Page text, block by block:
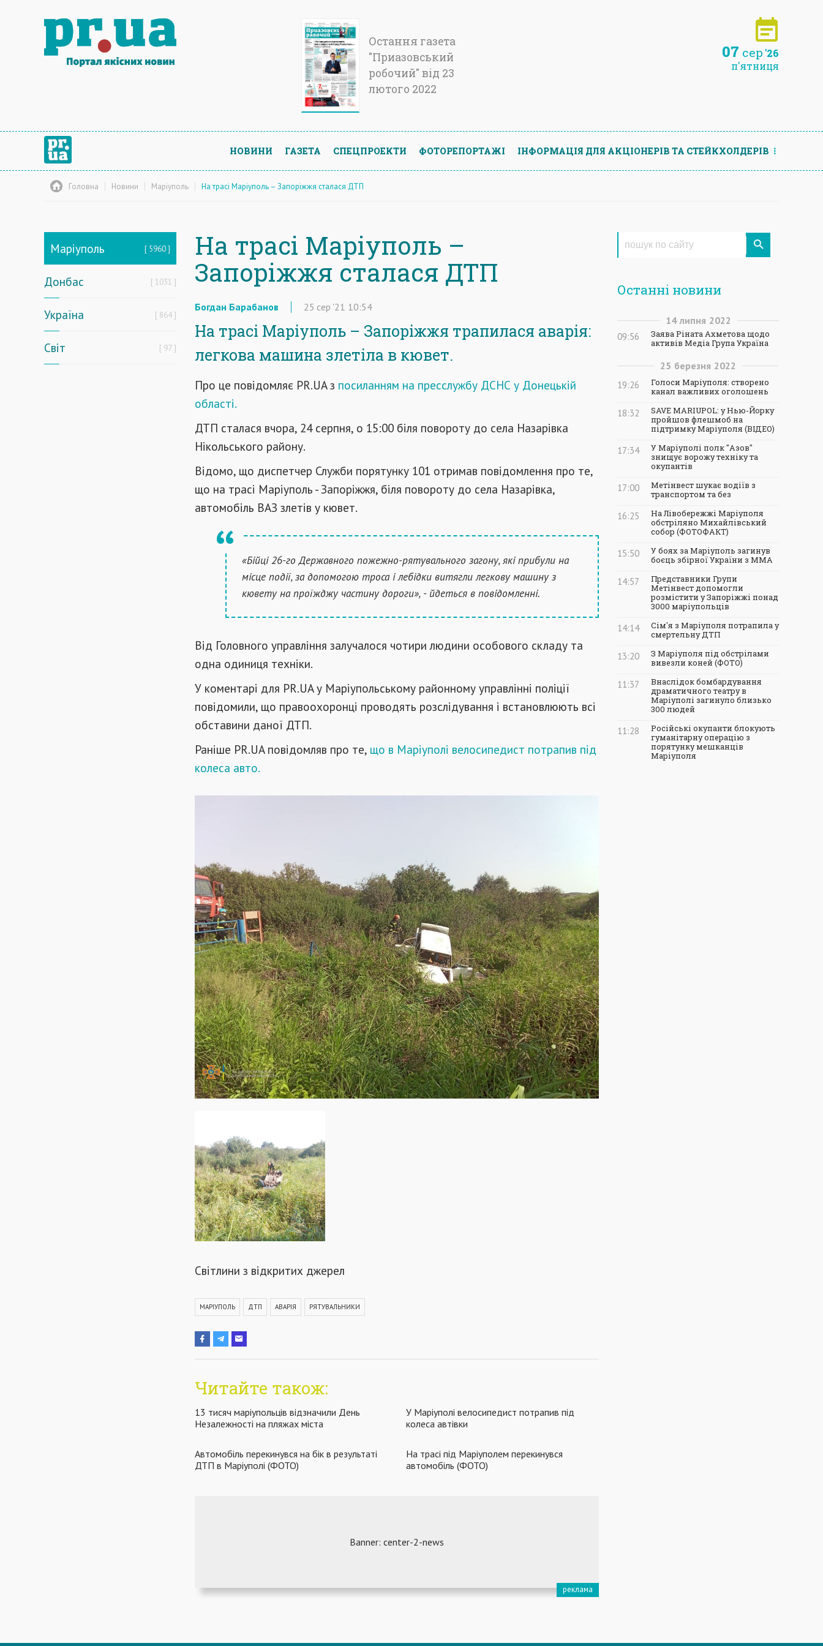
Остання газета
"Приазовський
робочий" від 23
лютого 2022
07 сер '26
п'ятниця
НОВИНИ ГАЗЕТА СПЕЦПРОЕКТИ ФОТОРЕПОРТАЖІ ІНФОРМАЦIЯ ДЛЯ АКЦIОНЕРIВ ТА СТЕЙКХОЛДЕРIВ
Головна Новини Маріуполь На трасі Маріуполь – Запоріжжя сталася ДТП
Маріуполь 5960
Донбас 1031
Україна 864
Світ 97
На трасі Маріуполь –
Запоріжжя сталася ДТП
Богдан Барабанов 25 сер '21 10:54
На трасі Маріуполь – Запоріжжя трапилася аварія:
легкова машина злетіла в кювет.
Про це повідомляє PR.UA з посиланням на пресслужбу ДСНС у Донецькій
області.
ДТП сталася вчора, 24 серпня, о 15:00 біля повороту до села Назарівка
Нікольського району.
Відомо, що диспетчер Служби порятунку 101 отримав повідомлення про те,
що на трасі Маріуполь - Запоріжжя, біля повороту до села Назарівка,
автомобіль ВАЗ злетів у кювет.
«Бійці 26-го Державного пожежно-рятувального загону, які прибули на
місце події, за допомогою троса і лебідки витягли легкову машину з
кювету на проїжджу частину дороги», - йдеться в повідомленні.
Від Головного управління залучалося чотири людини особового складу та
одна одиниця техніки.
У коментарі для PR.UA у Маріупольському районному управлінні поліції
повідомили, що правоохоронці проводять розслідування і встановлюють всі
обставини даної ДТП.
Раніше PR.UA повідомляв про те, що в Маріуполі велосипедист потрапив під
колеса авто.
Світлини з відкритих джерел
МАРІУПОЛЬ ДТП АВАРІЯ РЯТУВАЛЬНИКИ
Читайте також:
13 тисяч маріупольців відзначили День
Незалежності на пляжах міста
У Маріуполі велосипедист потрапив під
колеса автівки
Автомобіль перекинувся на бік в результаті
ДТП в Маріуполі (ФОТО)
На трасі під Маріуполем перекинувся
автомобіль (ФОТО)
Останні новини
14 липня 2022
09:56
Заява Ріната Ахметова щодо
активів Медіа Група Україна
25 березня 2022
19:26
Голоси Маріуполя: створено
канал важливих оголошень
18:32
SAVE MARIUPOL: у Нью-Йорку
пройшов флешмоб на
підтримку Маріуполя (ВІДЕО)
17:34
У Маріуполі полк "Азов"
знищує ворожу техніку та
окупантів
17:00
Метінвест шукає водіїв з
транспортом та без
16:25
На Лівобережжі Маріуполя
обстріляно Михайлівський
собор (ФОТОФАКТ)
15:50
У боях за Маріуполь загинув
боєць збірної України з ММА
14:57
Представники Групи
Метінвест допомогли
розмістити у Запоріжжі понад
3000 маріупольців
14:14
Сім'я з Маріуполя потрапила у
смертельну ДТП
13:20
З Маріуполя під обстрілами
вивезли коней (ФОТО)
11:37
Внаслідок бомбардування
драматичного театру в
Маріуполі загинуло близько
300 людей
11:28
Російські окупанти блокують
гуманітарну операцію з
порятунку мешканців
Маріуполя